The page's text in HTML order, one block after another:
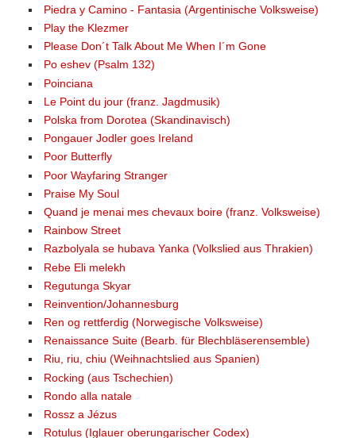
Piedra y Camino - Fantasia (Argentinische Volksweise)
Play the Klezmer
Please Don´t Talk About Me When I´m Gone
Po eshev (Psalm 132)
Poinciana
Le Point du jour (franz. Jagdmusik)
Polska from Dorotea (Skandinavisch)
Pongauer Jodler goes Ireland
Poor Butterfly
Poor Wayfaring Stranger
Praise My Soul
Quand je menai mes chevaux boire (franz. Volksweise)
Rainbow Street
Razbolyala se hubava Yanka (Volkslied aus Thrakien)
Rebe Eli melekh
Regutunga Skyar
Reinvention/Johannesburg
Ren og rettferdig (Norwegische Volksweise)
Renaissance Suite (Bearb. für Blechbläserensemble)
Riu, riu, chiu (Weihnachtslied aus Spanien)
Rocking (aus Tschechien)
Rondo alla natale
Rossz a Jézus
Rotulus (Iglauer oberungarischer Codex)